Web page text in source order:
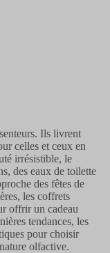
Ils livrent
celles et ceux en
irrésistible, le
des eaux de toilette
des fêtes de
les coffrets
offrir un cadeau
tendances, les
pour choisir
olfactive.